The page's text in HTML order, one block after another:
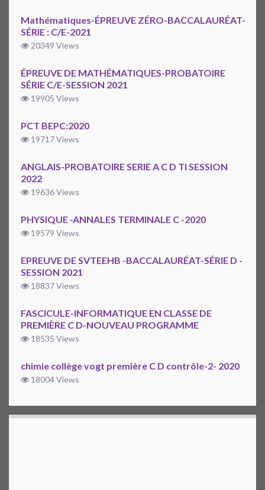
Mathématiques-ÉPREUVE ZÉRO-BACCALAURÉAT-
SÉRIE : C/E-2021
20349 Views
ÉPREUVE DE MATHÉMATIQUES-PROBATOIRE
SÉRIE C/E-SESSION 2021
19905 Views
PCT BEPC:2020
19717 Views
ANGLAIS-PROBATOIRE SERIE A C D TI SESSION
2022
19636 Views
PHYSIQUE -ANNALES TERMINALE C -2020
19579 Views
EPREUVE DE SVTEEHB -BACCALAURÉAT-SÉRIE D -
SESSION 2021
18837 Views
FASCICULE-INFORMATIQUE EN CLASSE DE
PREMIÈRE C D-NOUVEAU PROGRAMME
18535 Views
chimie collège vogt première C D contrôle-2- 2020
18004 Views